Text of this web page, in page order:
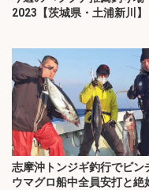
2023【茨城県・土浦新川】
志摩沖トンジギ釣行でビン
ウマグロ船中全員安打と絶